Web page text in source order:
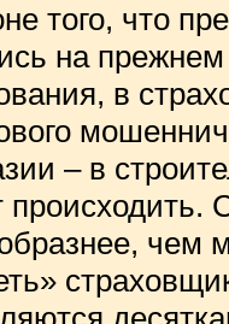
того, что
на
в
– в
происходить.
чем